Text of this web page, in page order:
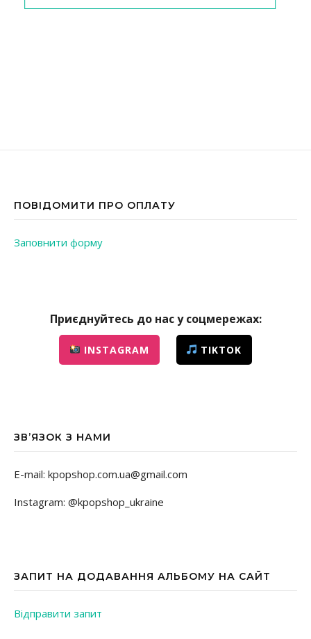
ПОВІДОМИТИ ПРО ОПЛАТУ
Заповнити форму
Приєднуйтесь до нас у соцмережах:
INSTAGRAM TIKTOK
ЗВ’ЯЗОК З НАМИ
E-mail: kpopshop.com.ua@gmail.com
Instagram: @kpopshop_ukraine
ЗАПИТ НА ДОДАВАННЯ АЛЬБОМУ НА САЙТ
Відправити запит